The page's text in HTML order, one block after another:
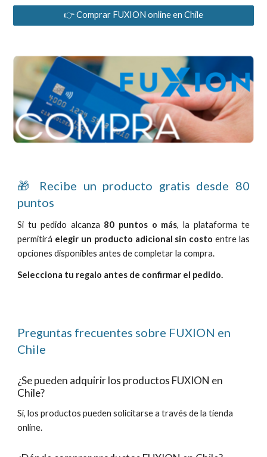
👉 Comprar FUXION online en Chile
🎁 Recibe un producto gratis desde 80
puntos
Si tu pedido alcanza 80 puntos o más, la plataforma te
permitirá elegir un producto adicional sin costo entre las
opciones disponibles antes de completar la compra.
Selecciona tu regalo antes de confirmar el pedido.
Preguntas frecuentes sobre FUXION en
Chile
¿Se pueden adquirir los productos FUXION en
Chile?
Sí, los productos pueden solicitarse a través de la tienda
online.